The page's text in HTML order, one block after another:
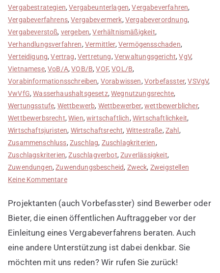
Vergabestrategien,Vergabeunterlagen,Vergabeverfahren,
Vergabeverfahrens,Vergabevermerk, Vergabeverordnung,
Vergabeverstoß, vergeben,Verhältnismäßigkeit,
Verhandlungsverfahren, Vermittler, Vermögensschaden,
Verteidigung,Vertrag, Vertretung, Verwaltungsgericht,VgV,
Vietnamese,VoB/A,VOB/B,VOF,VOL/B,
Vorabinformationsschreiben, Vorabwissen, Vorbefasster,VSVgV,
VwVfG,Wasserhaushaltsgesetz,Wegnutzungsrechte,
Wertungsstufe, Wettbewerb, Wettbewerber, wettbewerblicher,
Wettbewerbsrecht,Wien,wirtschaftlich, Wirtschaftlichkeit,
Wirtschaftsjuristen, Wirtschaftsrecht, Wittestraße, Zahl ,
Zusammenschluss, Zuschlag, Zuschlagkriterien,
Zuschlagskriterien,Zuschlagverbot,Zuverlässigkeit,
Zuwendungen,Zuwendungsbescheid, Zweck, Zweigstellen
Keine Kommentarezu
in
Ausschreibungsverfahren
Projektanten (auch Vorbefasster) sind Bewerber oder
Bieter, die einen öffentlichen Auftraggeber vor der
Einleitung eines Vergabeverfahrens beraten. Auch
eine andere Unterstützung ist dabei denkbar. Sie
möchten mit uns reden? Wir rufen Sie zurück!